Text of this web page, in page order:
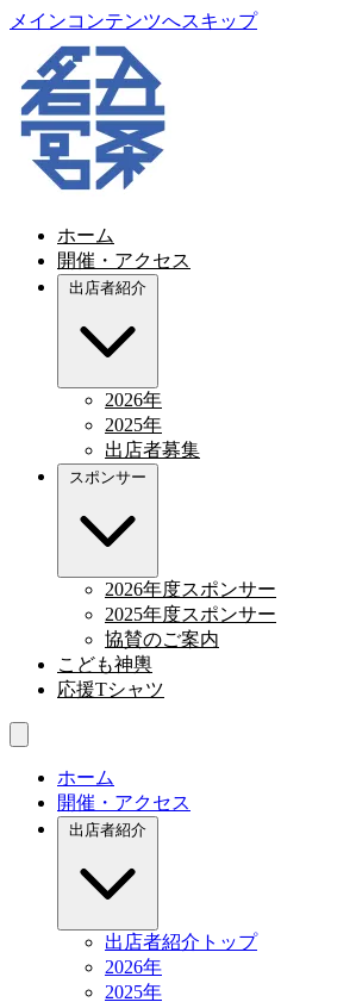
メインコンテンツへスキップ
ホーム
開催・アクセス
2026年
2025年
出店者募集
2026年度スポンサー
2025年度スポンサー
協賛のご案内
こども神輿
応援Tシャツ
ホーム
開催・アクセス
出店者紹介トップ
2026年
2025年